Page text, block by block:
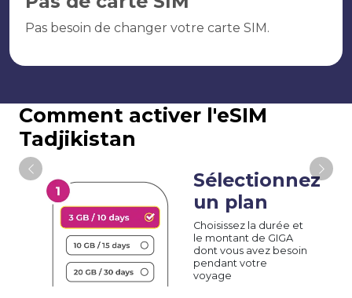
Pas besoin de changer votre carte SIM.
Comment activer l'eSIM
Tadjikistan
Sélectionnez
un plan
Choisissez la durée et
le montant de GIGA
dont vous avez besoin
pendant votre
voyage